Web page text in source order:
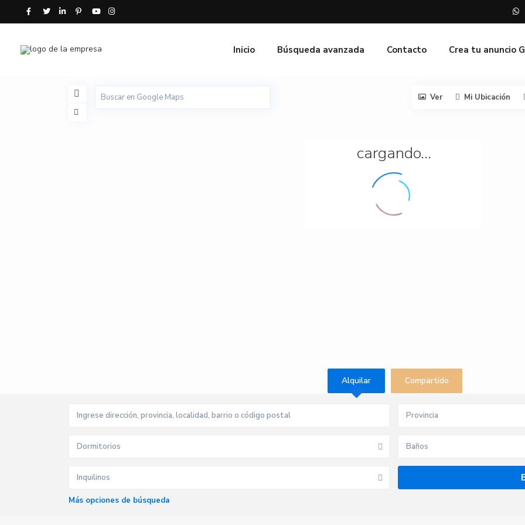
Inicio Búsqueda avanzada Contacto Crea tu anuncio
cargando...
Ver Mi Ubicación
Alquilar Compartido
Provincia
Dormitorios Baños
Inquilinos
Más opciones de búsqueda